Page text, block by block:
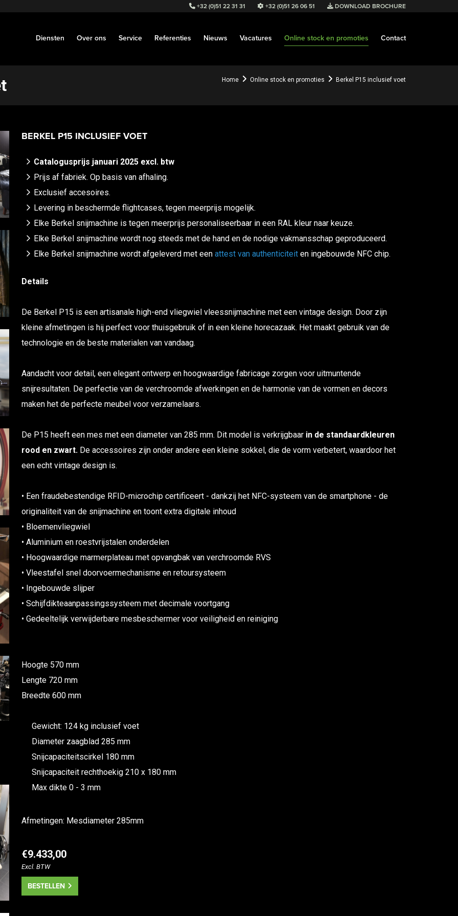
+32 (0)51 22 31 31 +32 (0)51 26 06 51 DOWNLOAD BROCHURE
Diensten Over ons Service Referenties Nieuws Vacatures Online stock en promoties Contact
Home Online stock en promoties Berkel P15 inclusief voet
BERKEL P15 INCLUSIEF VOET
Catalogusprijs januari 2025 excl. btw
Prijs af fabriek. Op basis van afhaling.
Exclusief accesoires.
Levering in beschermde flightcases, tegen meerprijs mogelijk.
Elke Berkel snijmachine is tegen meerprijs personaliseerbaar in een RAL kleur naar keuze.
Elke Berkel snijmachine wordt nog steeds met de hand en de nodige vakmansschap geproduceerd.
Elke Berkel snijmachine wordt afgeleverd met een attest van authenticiteit en ingebouwde NFC chip.
Details
De Berkel P15 is een artisanale high-end vliegwiel vleessnijmachine met een vintage design. Door zijn
kleine afmetingen is hij perfect voor thuisgebruik of in een kleine horecazaak. Het maakt gebruik van de
technologie en de beste materialen van vandaag.
Aandacht voor detail, een elegant ontwerp en hoogwaardige fabricage zorgen voor uitmuntende
snijresultaten. De perfectie van de verchroomde afwerkingen en de harmonie van de vormen en decors
maken het de perfecte meubel voor verzamelaars.
De P15 heeft een mes met een diameter van 285 mm. Dit model is verkrijgbaar in de standaardkleuren
rood en zwart. De accessoires zijn onder andere een kleine sokkel, die de vorm verbetert, waardoor het
een echt vintage design is.
• Een fraudebestendige RFID-microchip certificeert - dankzij het NFC-systeem van de smartphone - de
originaliteit van de snijmachine en toont extra digitale inhoud
• Bloemenvliegwiel
• Aluminium en roestvrijstalen onderdelen
• Hoogwaardige marmerplateau met opvangbak van verchroomde RVS
• Vleestafel snel doorvoermechanisme en retoursysteem
• Ingebouwde slijper
• Schijfdikteaanpassingssysteem met decimale voortgang
• Gedeeltelijk verwijderbare mesbeschermer voor veiligheid en reiniging
Hoogte 570 mm
Lengte 720 mm
Breedte 600 mm
Gewicht: 124 kg inclusief voet
Diameter zaagblad 285 mm
Snijcapaciteitscirkel 180 mm
Snijcapaciteit rechthoekig 210 x 180 mm
Max dikte 0 - 3 mm
Afmetingen: Mesdiameter 285mm
€9.433,00
Excl. BTW
BESTELLEN